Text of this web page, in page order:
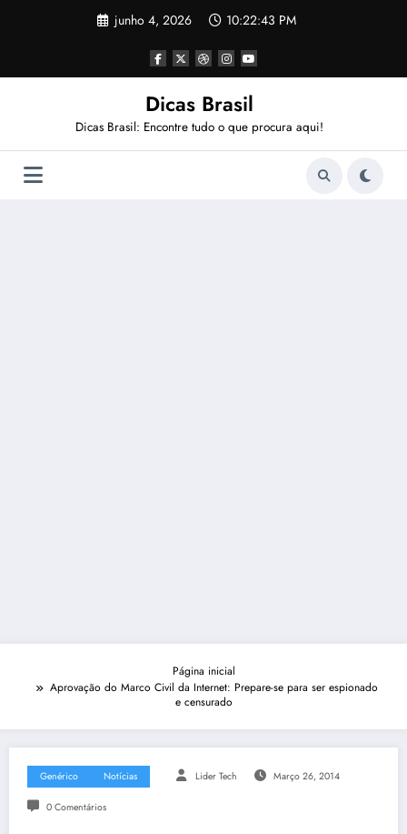
junho 4, 2026 10:22:44 PM
Dicas Brasil
Dicas Brasil: Encontre tudo o que procura aqui!
Página inicial
Aprovação do Marco Civil da Internet: Prepare-se para ser espionado
e censurado
Genérico Notícias Lider Tech Março 26, 2014
0 Comentários